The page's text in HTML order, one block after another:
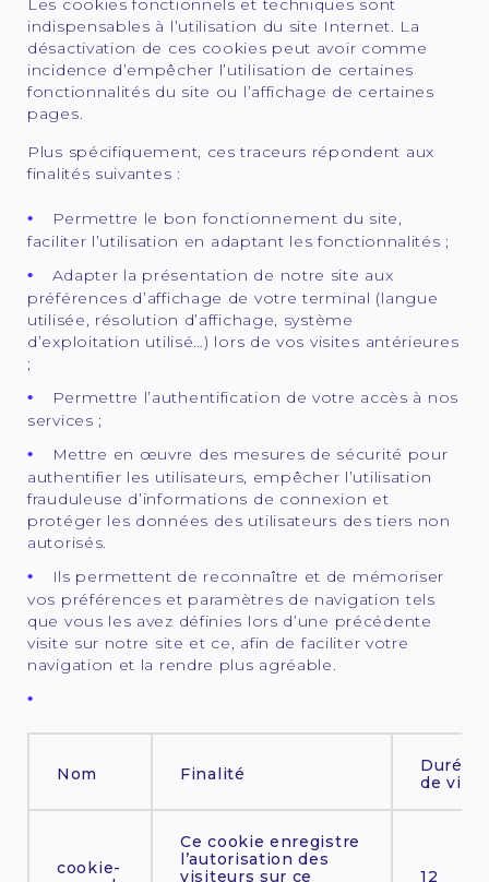
Les cookies fonctionnels et techniques sont
indispensables à l’utilisation du site Internet. La
désactivation de ces cookies peut avoir comme
incidence d’empêcher l’utilisation de certaines
fonctionnalités du site ou l’affichage de certaines
pages.
Plus spécifiquement, ces traceurs répondent aux
finalités suivantes :
Permettre le bon fonctionnement du site,
faciliter l’utilisation en adaptant les fonctionnalités ;
Adapter la présentation de notre site aux
préférences d’affichage de votre terminal (langue
utilisée, résolution d’affichage, système
d’exploitation utilisé…) lors de vos visites antérieures
;
Permettre l’authentification de votre accès à nos
services ;
Mettre en œuvre des mesures de sécurité pour
authentifier les utilisateurs, empêcher l’utilisation
frauduleuse d’informations de connexion et
protéger les données des utilisateurs des tiers non
autorisés.
Ils permettent de reconnaître et de mémoriser
vos préférences et paramètres de navigation tels
que vous les avez définies lors d’une précédente
visite sur notre site et ce, afin de faciliter votre
navigation et la rendre plus agréable.
Nom Finalité
Durée
de vie
cookie-
Ce cookie enregistre
l’autorisation des
visiteurs sur ce
12